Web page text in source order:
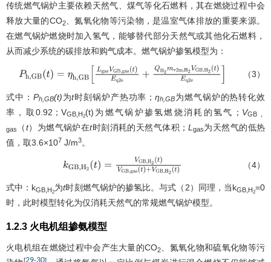
传统燃气锅炉主要依赖天然气、煤气等化石燃料，其在燃烧过程中会
释放大量的CO2、氮氧化物等污染物，是温室气体排放的重要来源。
在燃气锅炉燃烧时加入氢气，能够替代部分天然气或其他化石燃料，
从而减少系统的碳排放和购气成本。燃气锅炉掺氢模型为：
Ph,GB(t)=ηh ,GB[Lg asVGB,gas( )E q2e+QH2mv2m,H2 H2(t
（3）
式中： Ph,GB(t)为t时刻锅炉产热功率；ηh,GB为燃气锅炉的热转化效
率，取0.92；VGB,H 2(t)为燃气锅炉掺氢燃烧消耗的氢气； VGB，
gas （t）为燃气锅炉在t时刻消耗的天然气体积；Lgas为天然气的低热
值，取3.6×107 J/m3。
kGB,H2(t) =V GB,H2(t)VGB,gas( （4）
式中：kGB,H2为t时刻燃气锅炉的掺氢比。与式（2）同理，当kGB,H2=0
时，此时模型转化为仅消耗天然气的常规燃气锅炉模型。
1.2.3 火电机组掺氨模型
火电机组在燃烧过程中会产生大量的CO2、氮氧化物和硫氧化物等污
[ - ]